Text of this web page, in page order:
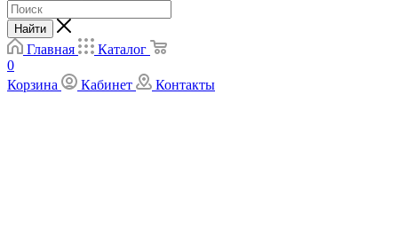
Найти
Главная
Каталог
0
Корзина
Кабинет Контакты